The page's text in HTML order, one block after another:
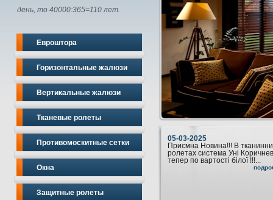
день, то 40000:365=110 лет.
Евроштора
Горизонтальные жалюзи
Вертикальные жалюзи
Тканевые ролеты
Противомоскитные сетки
Окна
Защитные ролеты
05-03-2025
Приємна Новина!!! В
ролетах система Уні
тепер по вартості білої !!!...